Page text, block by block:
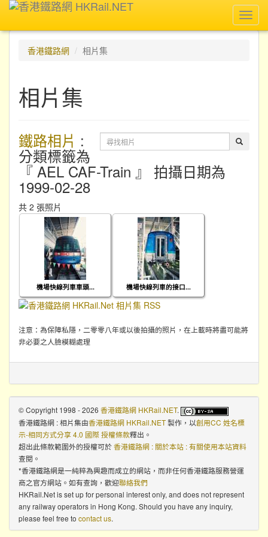
香港鐵路網
相片集
相片集
鐵路相片 :
分類標籤為
『 AEL CAF-Train 』 拍攝日期為
1999-02-28
共 2 張照片
機場快線列車車頭... 機場快線列車的接口...
注意：為保障私隱，二零零八年或以後拍攝的照片，在上載時將盡可能將
非必要之人臉模糊處理
© Copyright 1998 - 2026 香港鐵路網 HKRail.NET.
香港鐵路網 : 相片集由香港鐵路網 HKRail.NET製作，以創用CC 姓名標
示-相同方式分享 4.0 國際 授權條款釋出。
超出此條款範圍外的授權可於香港鐵路網 : 關於本站 : 有關使用本站資料
查閱。
*香港鐵路網是一純粹為興趣而成立的網站，而非任何香港鐵路服務營運
商之官方網站。如有查詢，歡迎聯絡我們
HKRail.Net is set up for personal interest only, and does not represent
any railway operators in Hong Kong. Should you have any inquiry,
please feel free to contact us.